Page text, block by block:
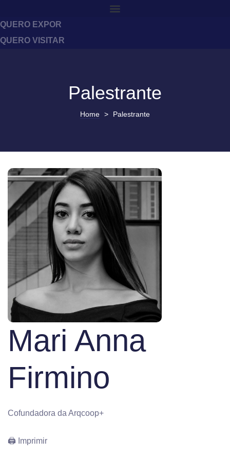
QUERO EXPOR
QUERO VISITAR
Palestrante
Home > Palestrante
Mari Anna
Firmino
Cofundadora da Arqcoop+
🖨 Imprimir